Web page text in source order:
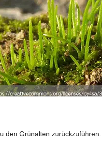
den Grünalten zurückzuführen.